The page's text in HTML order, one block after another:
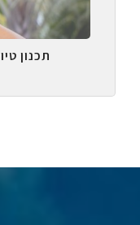
תכנון